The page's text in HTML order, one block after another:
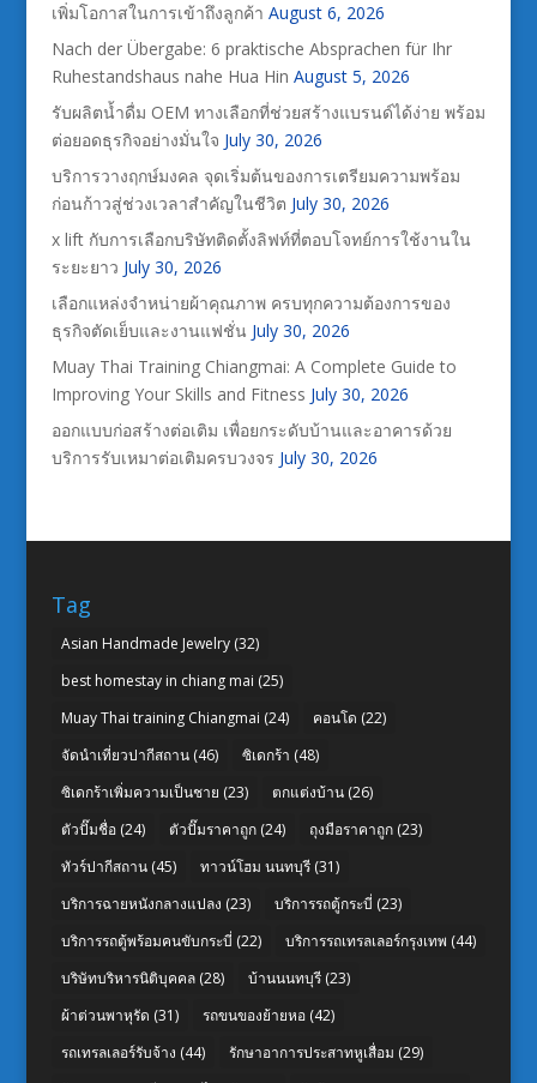
เพิ่มโอกาสในการเข้าถึงลูกค้า August 6, 2026
Nach der Übergabe: 6 praktische Absprachen für Ihr
Ruhestandshaus nahe Hua Hin August 5, 2026
รับผลิตน้ำดื่ม OEM ทางเลือกที่ช่วยสร้างแบรนด์ได้ง่าย พร้อม
ต่อยอดธุรกิจอย่างมั่นใจ July 30, 2026
บริการวางฤกษ์มงคล จุดเริ่มต้นของการเตรียมความพร้อม
ก่อนก้าวสู่ช่วงเวลาสำคัญในชีวิต July 30, 2026
x lift กับการเลือกบริษัทติดตั้งลิฟท์ที่ตอบโจทย์การใช้งานใน
ระยะยาว July 30, 2026
เลือกแหล่งจำหน่ายผ้าคุณภาพ ครบทุกความต้องการของ
ธุรกิจตัดเย็บและงานแฟชั่น July 30, 2026
Muay Thai Training Chiangmai: A Complete Guide to
Improving Your Skills and Fitness July 30, 2026
ออกแบบก่อสร้างต่อเติม เพื่อยกระดับบ้านและอาคารด้วย
บริการรับเหมาต่อเติมครบวงจร July 30, 2026
Tag
Asian Handmade Jewelry(32)
best homestay in chiang mai (25)
Muay Thai training Chiangmai (24) คอนโด (22)
จัดนำเที่ยวปากีสถาน(46) ซิเดกร้า (48)
ซิเดกร้าเพิ่มความเป็นชาย (23) ตกแต่งบ้าน(26)
ตัวปั๊มชื่อ(24) ตัวปั๊มราคาถูก(24) ถุงมือราคาถูก(23)
ทัวร์ปากีสถาน(45) ทาวน์โฮม นนทบุรี(31)
บริการฉายหนังกลางแปลง (23) บริการรถตู้กระบี่ (23)
บริการรถตู้พร้อมคนขับกระบี่ (22) บริการรถเทรลเลอร์กรุงเทพ (44)
บริษัทบริหารนิติบุคคล(28) บ้านนนทบุรี(23)
ผ้าต่วนพาหุรัด (31) รถขนของย้ายหอ(42)
รถเทรลเลอร์รับจ้าง (44) รักษาอาการประสาทหูเสื่อม (29)